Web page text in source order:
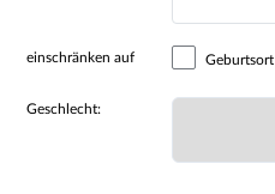
einschränken auf Geburtsort
Geschlecht: